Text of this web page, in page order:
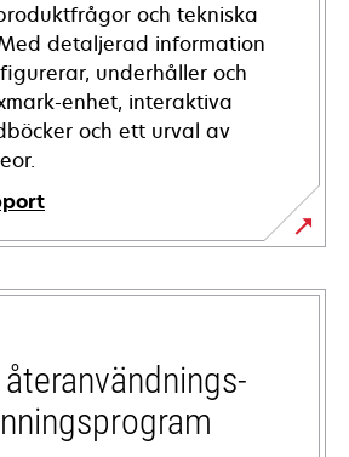
och tekniska
detaljerad information
underhåller och
enhet, interaktiva
och ett urval av